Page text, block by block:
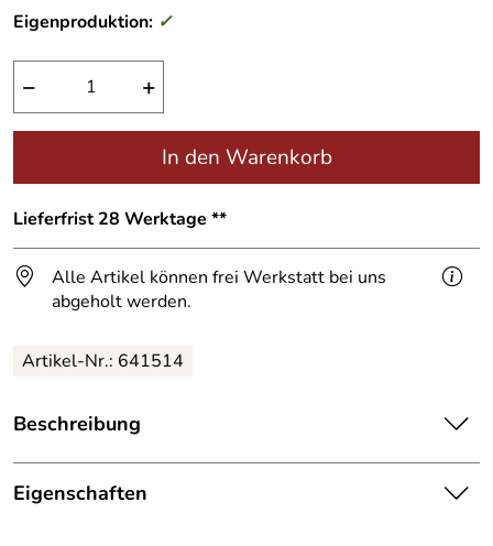
Eigenproduktion: ✓
− +
In den Warenkorb
Lieferfrist 28 Werktage **
Alle Artikel können frei Werkstatt bei uns
abgeholt werden.
Artikel-Nr.: 641514
Beschreibung
Skulptur einer Echse aus rostigem Stahlblech
Eisernes Urtier aus einzelnen, rostigen Stahlblechen
Eigenschaften